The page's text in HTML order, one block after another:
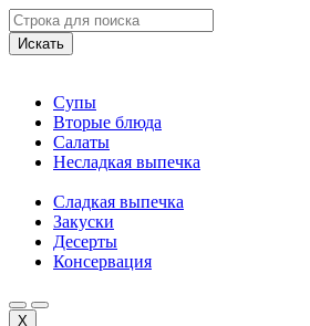
Искать
Супы
Вторые блюда
Салаты
Несладкая выпечка
Сладкая выпечка
Закуски
Десерты
Консервация
X